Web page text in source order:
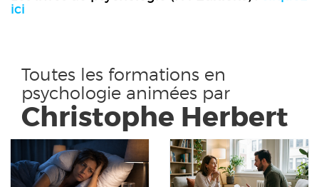
ici
Toutes les formations en
psychologie animées par
Christophe Herbert